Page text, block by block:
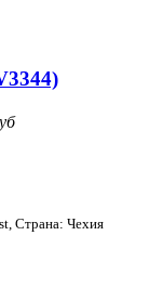
Страна: Чехия